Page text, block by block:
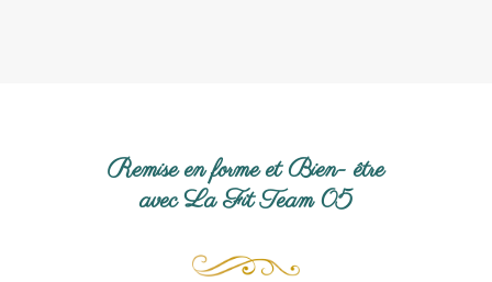
Remise en forme et Bien- être
avec La Fit Team 05